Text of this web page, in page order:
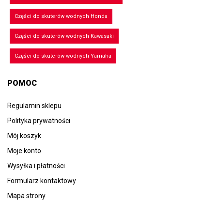
Części do skuterów wodnych Honda
Części do skuterów wodnych Kawasaki
Części do skuterów wodnych Yamaha
POMOC
Regulamin sklepu
Polityka prywatności
Mój koszyk
Moje konto
Wysyłka i płatności
Formularz kontaktowy
Mapa strony